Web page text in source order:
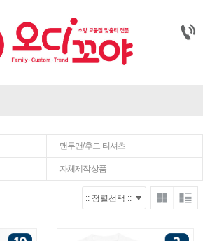
맨투맨/후드 티셔츠
자체제작상품